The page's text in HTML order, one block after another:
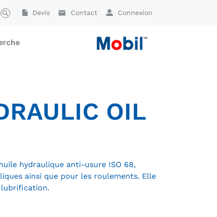
Devis Contact Connexion
OIL
hydraulique anti-usure ISO 68,
ainsi que pour les roulements. Elle
lubrification.